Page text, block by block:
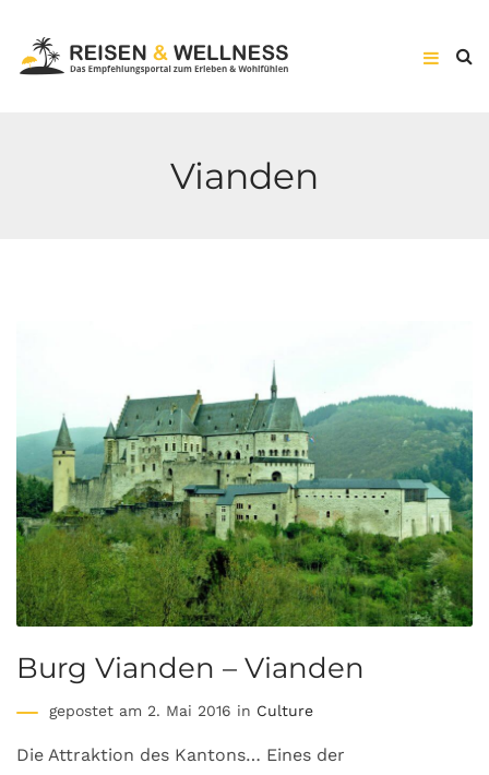
Vianden
Burg Vianden – Vianden
gepostet am 2. Mai 2016 in Culture
Die Attraktion des Kantons… Eines der